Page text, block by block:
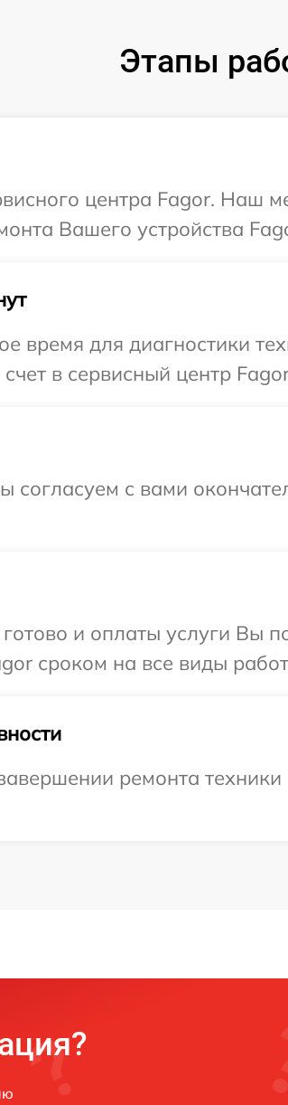
Этапы
центра Fagor. Наш
Вашего устройства
время для диагностики
в сервисный центр
согласуем с вами
и оплаты услуги Вы
сроком на все виды
ремонта